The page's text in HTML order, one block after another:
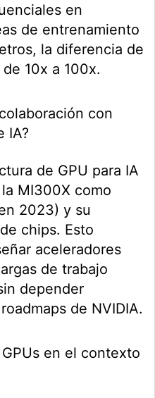
en
de entrenamiento
la diferencia de
10x a 100x.
con
IA?
de GPU para IA
MI300X como
2023) y su
chips. Esto
aceleradores
de trabajo
depender
de NVIDIA.
en el contexto